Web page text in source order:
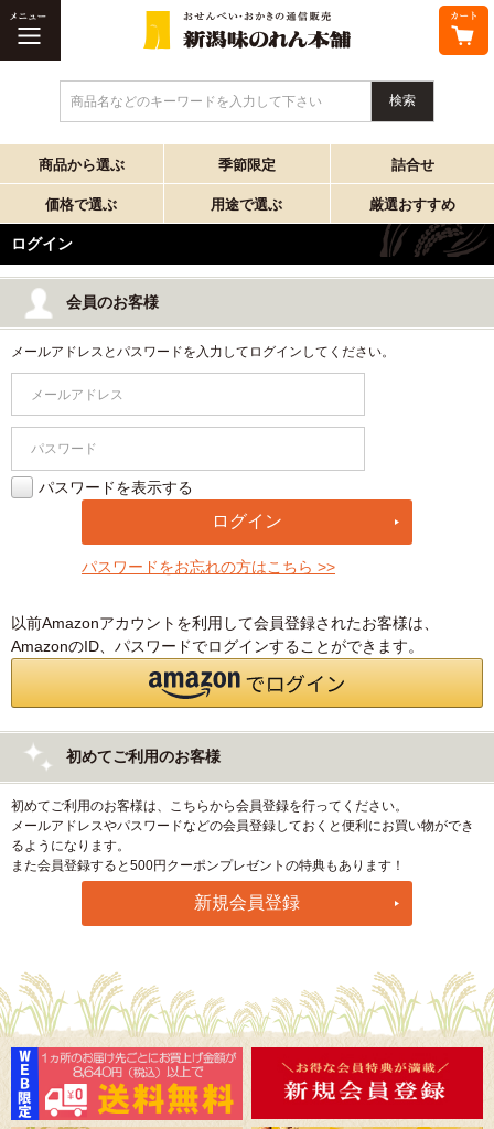
商品名などのキーワードを入力して下さい
商品から選ぶ 季節限定 詰合せ
価格で選ぶ 用途で選ぶ 厳選おすすめ
ログイン
会員のお客様
メールアドレスとパスワードを入力してログインしてください。
パスワードを表示する
パスワードをお忘れの方はこちら >>
以前Amazonアカウントを利用して会員登録されたお客様は、
AmazonのID、パスワードでログインすることができます。
初めてご利用のお客様
初めてご利用のお客様は、こちらから会員登録を行ってください。
メールアドレスやパスワードなどの会員登録しておくと便利にお買い物ができ
るようになります。
また会員登録すると500円クーポンプレゼントの特典もあります！